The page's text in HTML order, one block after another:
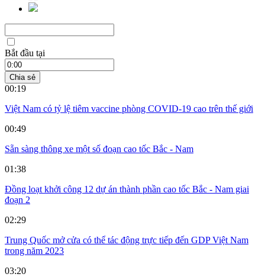
Bắt đầu tại
Chia sẻ
00:19
Việt Nam có tỷ lệ tiêm vaccine phòng COVID-19 cao trên thế giới
00:49
Sẵn sàng thông xe một số đoạn cao tốc Bắc - Nam
01:38
Đồng loạt khởi công 12 dự án thành phần cao tốc Bắc - Nam giai
đoạn 2
02:29
Trung Quốc mở cửa có thể tác động trực tiếp đến GDP Việt Nam
trong năm 2023
03:20